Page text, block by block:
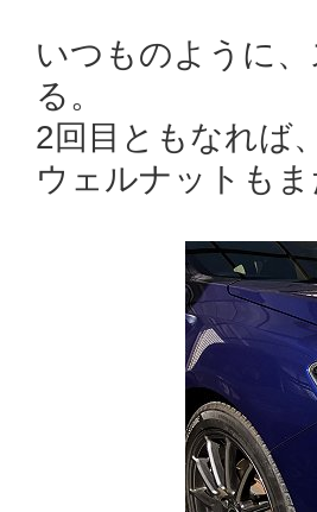
いつものように
る。
2回目ともなれば
ウェルナットも